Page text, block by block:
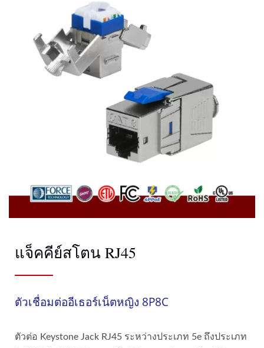
แจ็คคีย์สโตน RJ45
ตัวเชื่อมต่ออีเธอร์เน็ตหญิง 8P8C
ตัวต่อ Keystone Jack RJ45 ระหว่างประเภท 5e ถึงประเภท